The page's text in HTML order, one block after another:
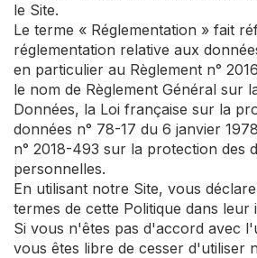
le Site.
Le terme « Réglementation » fait
réglementation relative aux
en particulier au Règlement n°
le nom de Règlement Général sur
Données, la Loi française sur la
données n° 78-17 du 6 janvier
n° 2018-493 sur la protection des
personnelles.
En utilisant notre Site, vous
termes de cette Politique dans leur
Si vous n'êtes pas d'accord avec
vous êtes libre de cesser d'utiliser